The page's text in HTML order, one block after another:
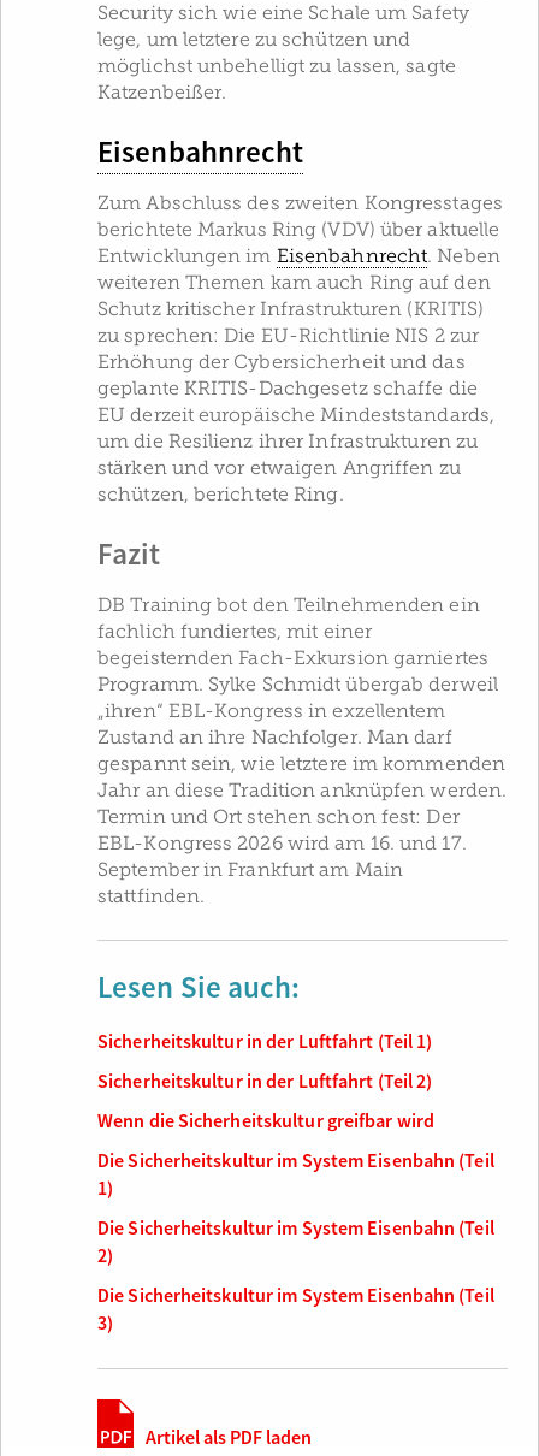
Security sich wie eine Schale um Safety
lege, um letztere zu schützen und
möglichst unbehelligt zu lassen, sagte
Katzenbeißer.
Eisenbahnrecht
Zum Abschluss des zweiten Kongresstages
berichtete Markus Ring (VDV) über aktuelle
Entwicklungen im Eisenbahnrecht. Neben
weiteren Themen kam auch Ring auf den
Schutz kritischer Infrastrukturen (KRITIS)
zu sprechen: Die EU-Richtlinie NIS 2 zur
Erhöhung der Cybersicherheit und das
geplante KRITIS-Dachgesetz schaffe die
EU derzeit europäische Mindeststandards,
um die Resilienz ihrer Infrastrukturen zu
stärken und vor etwaigen Angriffen zu
schützen, berichtete Ring.
Fazit
DB Training bot den Teilnehmenden ein
fachlich fundiertes, mit einer
begeisternden Fach-Exkursion garniertes
Programm. Sylke Schmidt übergab derweil
„ihren“ EBL-Kongress in exzellentem
Zustand an ihre Nachfolger. Man darf
gespannt sein, wie letztere im kommenden
Jahr an diese Tradition anknüpfen werden.
Termin und Ort stehen schon fest: Der
EBL-Kongress 2026 wird am 16. und 17.
September in Frankfurt am Main
stattfinden.
Lesen Sie auch:
Sicherheitskultur in der Luftfahrt (Teil 1)
Sicherheitskultur in der Luftfahrt (Teil 2)
Wenn die Sicherheitskultur greifbar wird
Die Sicherheitskultur im System Eisenbahn (Teil
1)
Die Sicherheitskultur im System Eisenbahn (Teil
2)
Die Sicherheitskultur im System Eisenbahn (Teil
3)
Artikel als PDF laden